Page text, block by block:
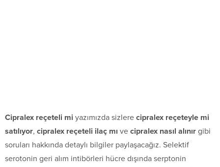
Cipralex reçeteli mi yazımızda sizlere cipralex reçeteyle mi
satılıyor, cipralex reçeteli ilaç mı ve cipralex nasıl alınır gibi
soruları hakkında detaylı bilgiler paylaşacağız. Selektif
serotonin geri alım intibörleri hücre dışında serptonin